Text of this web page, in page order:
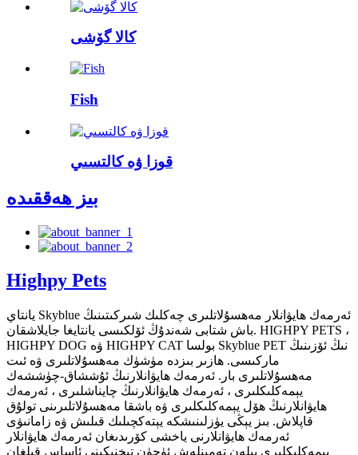
كالا گۆشى
Fish
قوزا ۋە كالتسىي
بىز ھەققىدە
Highpy Pets
يانتاي Skyblue ئەرمەك ھايۋانلار مەھسۇلاتلىرى چەكلىك شىركىتىنىڭ
باش شتابى شەندۇڭ ئۆلكىسى يانتايغا جايلاشقان. HIGHPY PETS ،
HIGHPY DOG ۋە HIGHPY CAT بولسا Skyblue PET نىڭ ئۆزىنىڭ
ماركىسى. ھازىر بىزدە مۈشۈك مەھسۇلاتلىرى ۋە ئىت
مەھسۇلاتلىرى بار. ئەرمەك ھايۋانلارنىڭ ئۇششاق-چۈششەك
يېمەكلىكلىرى ، ئەرمەك ھايۋانلارنىڭ چايناشلىرى ، ئەرمەك
ھايۋانلارنىڭ ھۆل يېمەكلىكلىرى ۋە باشقا مەھسۇلاتلىرىنى تولۇق
قاپلاش. بىز يېڭى يۈزلىنىشكە يېتەكچىلىك قىلىش ۋە زامانىۋى
ئەرمەك ھايۋانلارنى ياخشى كۆرىدىغان ئەرمەك ھايۋانلار
يېمەكلىكلىرى بىلەن تەمىنلەش ئۈچۈن تېخنىكىنى ئاساس قىلغان